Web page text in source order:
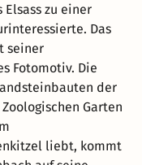
zu einer
Das
seiner
Fotomotiv. Die
der
Garten
liebt, kommt